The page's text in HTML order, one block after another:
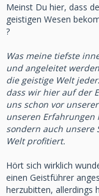
Meinst Du hier, dass
geistigen Wesen
?
Was meine tiefste
und angeleitet
die geistige Welt
dass wir hier auf der
uns schon vor
unseren
sondern auch unsere
Welt profitiert.
Hört sich wirklich
einen Geistführer
herzubitten, allerdings